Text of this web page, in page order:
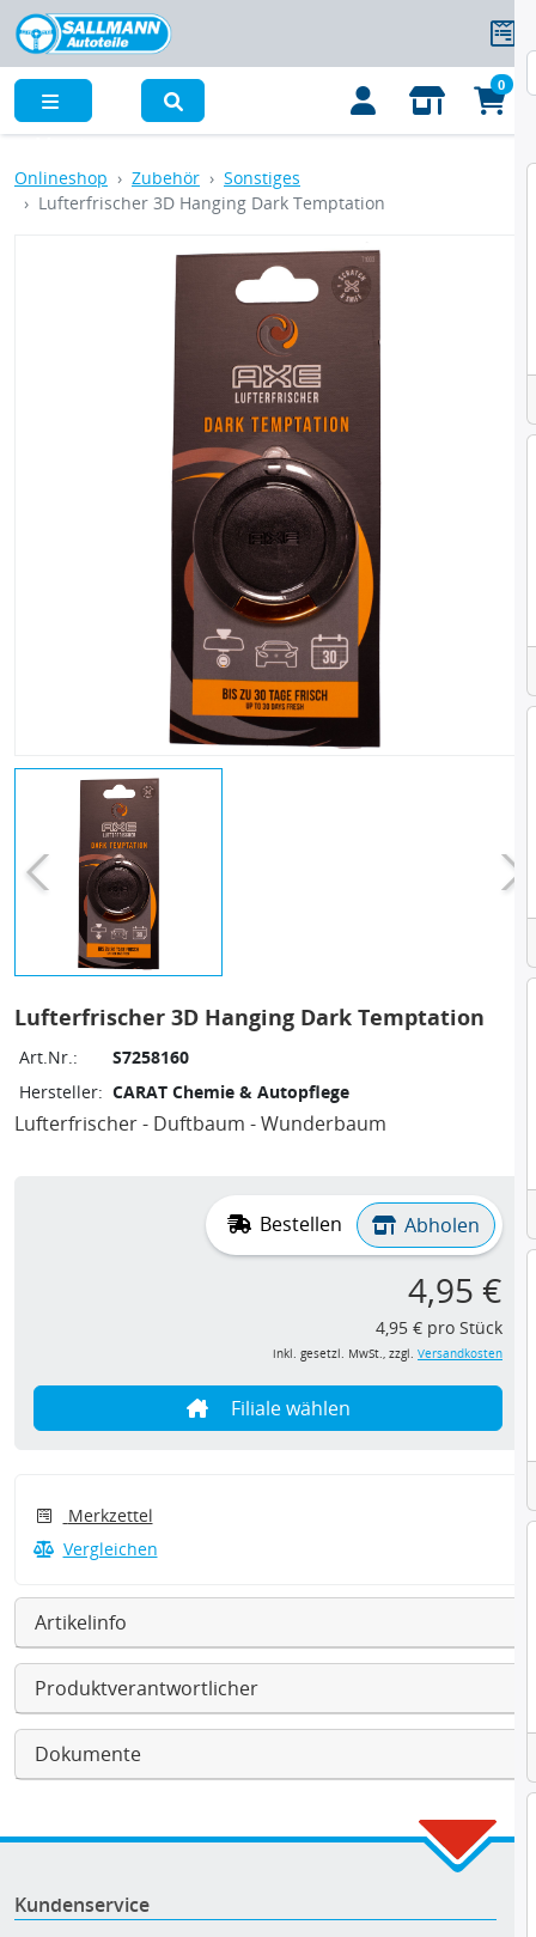
0
Onlineshop Zubehör
Sonstiges
Lufterfrischer 3D Hanging Dark Temptation
Lufterfrischer 3D Hanging Dark Temptation
Art.Nr.:
S7258160
Hersteller: CARAT Chemie & Autopflege
Lufterfrischer - Duftbaum - Wunderbaum
Bestellen Abholen
4,95 €
4,95 € pro Stück
inkl. gesetzl. MwSt., zzgl. Versandkosten
Filiale wählen
Merkzettel
Vergleichen
Artikelinfo
Produktverantwortlicher
Dokumente
Kundenservice